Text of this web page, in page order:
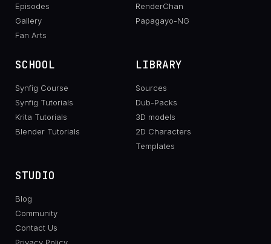
Episodes
Gallery
Fan Arts
RenderChan
Papagayo-NG
SCHOOL
Synfig Course
Synfig Tutorials
Krita Tutorials
Blender Tutorials
LIBRARY
Sources
Dub-Packs
3D models
2D Characters
Templates
STUDIO
Blog
Community
Contact Us